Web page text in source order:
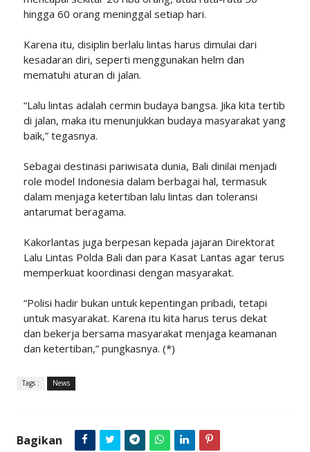
hingga 60 orang meninggal setiap hari.
Karena itu, disiplin berlalu lintas harus dimulai dari
kesadaran diri, seperti menggunakan helm dan
mematuhi aturan di jalan.
“Lalu lintas adalah cermin budaya bangsa. Jika kita tertib
di jalan, maka itu menunjukkan budaya masyarakat yang
baik,” tegasnya.
Sebagai destinasi pariwisata dunia, Bali dinilai menjadi
role model Indonesia dalam berbagai hal, termasuk
dalam menjaga ketertiban lalu lintas dan toleransi
antarumat beragama.
Kakorlantas juga berpesan kepada jajaran Direktorat
Lalu Lintas Polda Bali dan para Kasat Lantas agar terus
memperkuat koordinasi dengan masyarakat.
“Polisi hadir bukan untuk kepentingan pribadi, tetapi
untuk masyarakat. Karena itu kita harus terus dekat
dan bekerja bersama masyarakat menjaga keamanan
dan ketertiban,” pungkasnya. (*)
Tags : News
Bagikan